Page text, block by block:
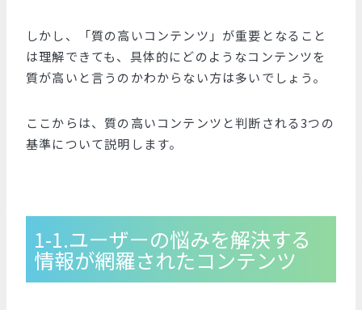
しかし、「質の高いコンテンツ」が重要となること
は理解できても、具体的にどのようなコンテンツを
質が高いと言うのかわからない方は多いでしょう。
ここからは、質の高いコンテンツと判断される3つの
基準について説明します。
1-1.ユーザーの悩みを解決する
情報が網羅されたコンテンツ